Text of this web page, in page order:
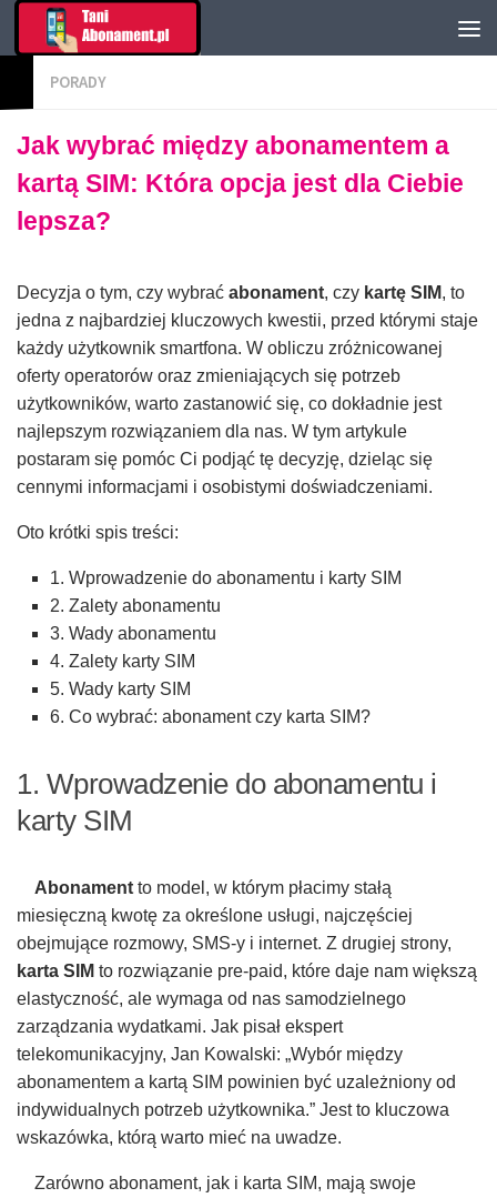
PORADY
Jak wybrać między abonamentem a
kartą SIM: Która opcja jest dla Ciebie
lepsza?
Decyzja o tym, czy wybrać abonament, czy kartę SIM, to
jedna z najbardziej kluczowych kwestii, przed którymi staje
każdy użytkownik smartfona. W obliczu zróżnicowanej
oferty operatorów oraz zmieniających się potrzeb
użytkowników, warto zastanowić się, co dokładnie jest
najlepszym rozwiązaniem dla nas. W tym artykule
postaram się pomóc Ci podjąć tę decyzję, dzieląc się
cennymi informacjami i osobistymi doświadczeniami.
Oto krótki spis treści:
1. Wprowadzenie do abonamentu i karty SIM
2. Zalety abonamentu
3. Wady abonamentu
4. Zalety karty SIM
5. Wady karty SIM
6. Co wybrać: abonament czy karta SIM?
1. Wprowadzenie do abonamentu i
karty SIM
Abonamentto model, w którym płacimy stałą
miesięczną kwotę za określone usługi, najczęściej
obejmujące rozmowy, SMS-y i internet. Z drugiej strony,
karta SIM to rozwiązanie pre-paid, które daje nam większą
elastyczność, ale wymaga od nas samodzielnego
zarządzania wydatkami. Jak pisał ekspert
telekomunikacyjny, Jan Kowalski: „Wybór między
abonamentem a kartą SIM powinien być uzależniony od
indywidualnych potrzeb użytkownika.” Jest to kluczowa
wskazówka, którą warto mieć na uwadze.
Zarówno abonament, jak i karta SIM, mają swoje